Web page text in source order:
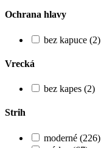
Ochrana hlavy
bez kapuce (2)
Vrecká
bez kapes (2)
Strih
moderné (226)